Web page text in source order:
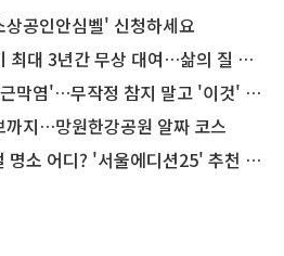
공인안심벨' 신청하세요
3년간 무상 대여…삶의 질 높인다
'…무작정 참지 말고 '이것' 해보세요!
까지…망원한강공원 알짜 코스
소 어디? '서울에디션25' 추천 코스